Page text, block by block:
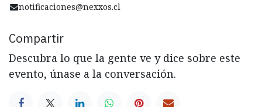
notificaciones@nexxos.cl
Compartir
Descubra lo que la gente ve y dice sobre este
evento, únase a la conversación.